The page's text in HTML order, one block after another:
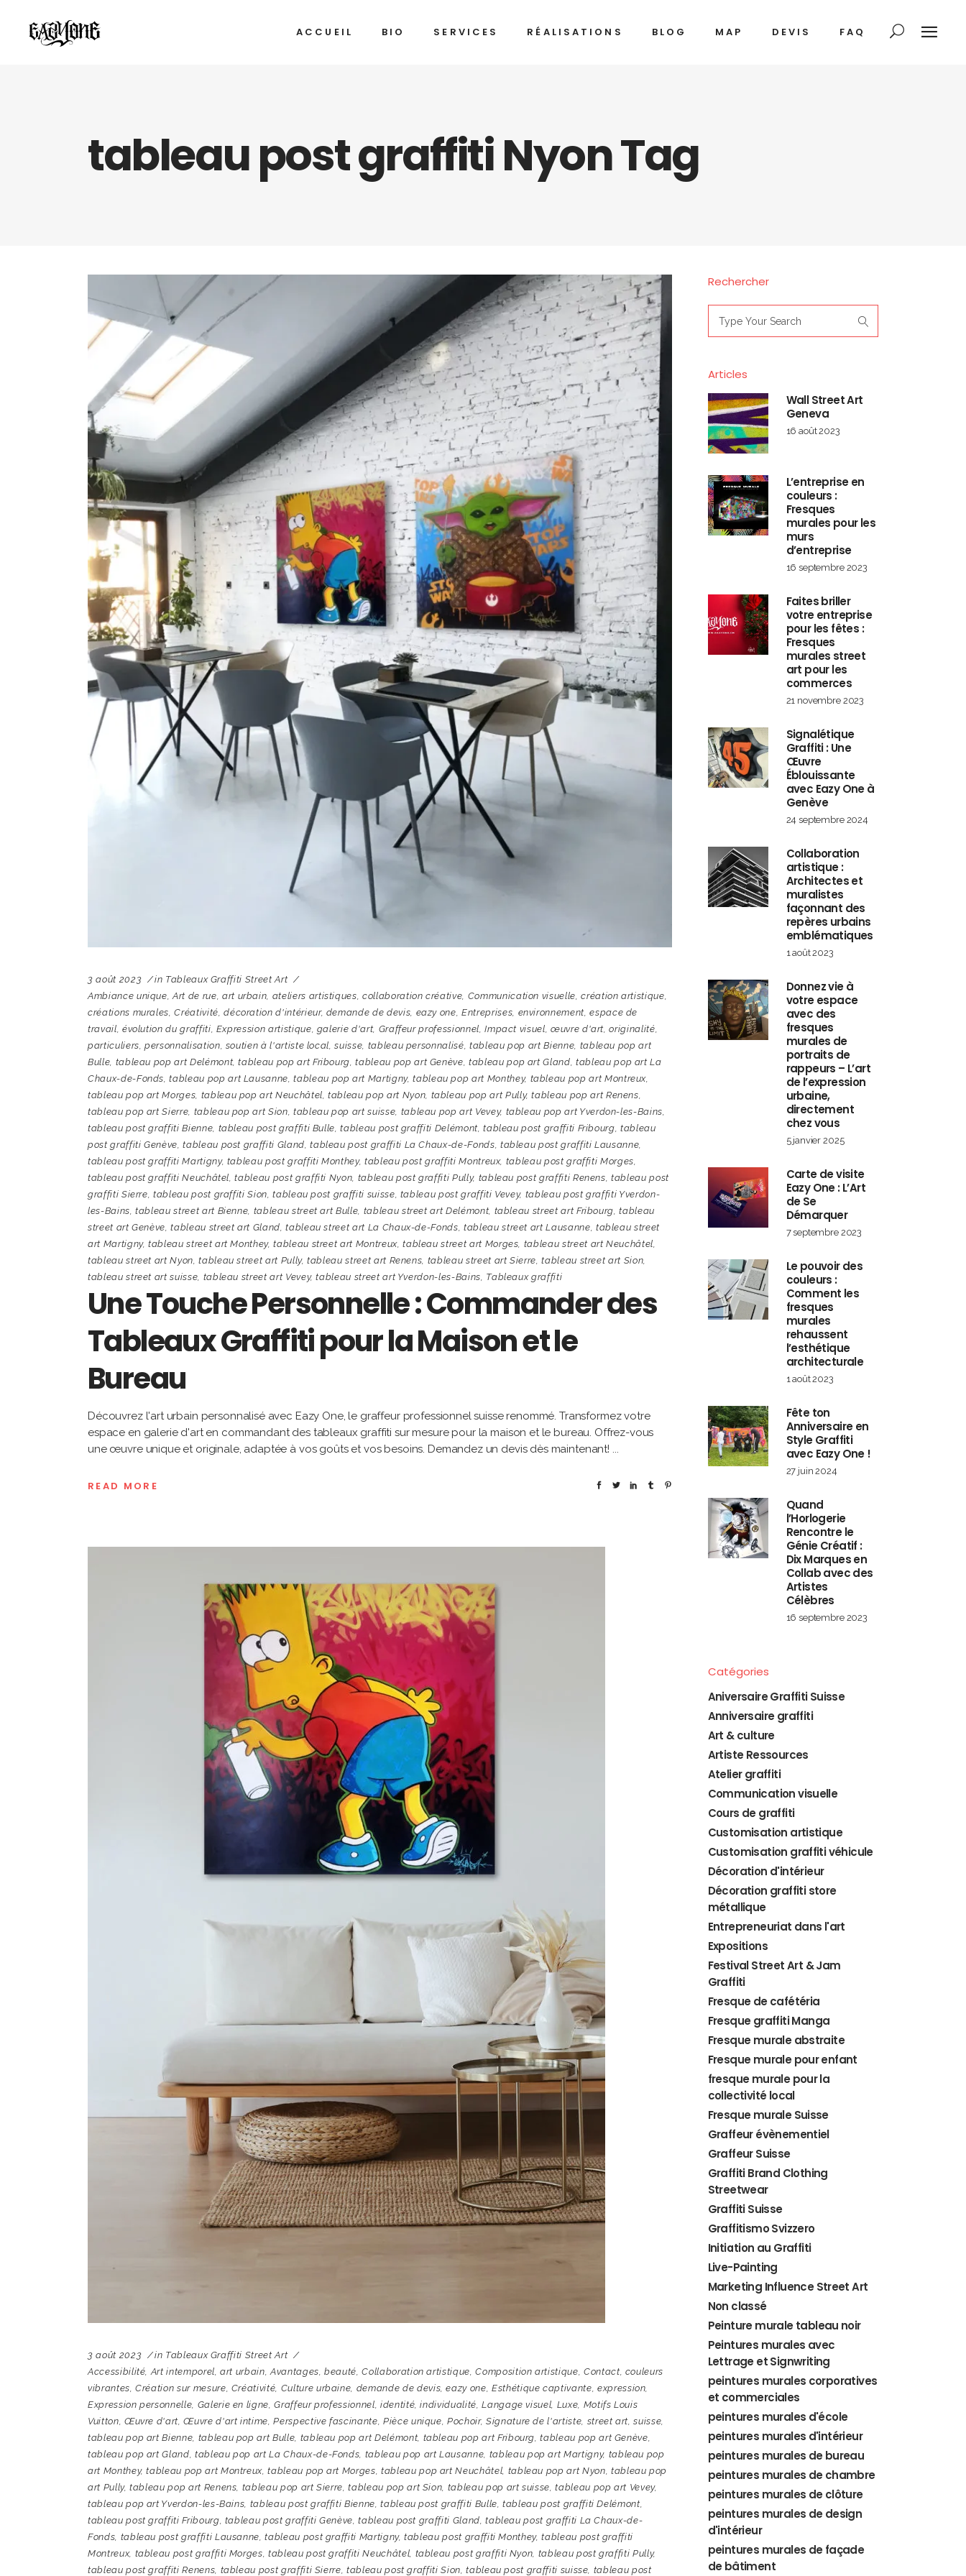
ACCUEIL BIO SERVICES RÉALISATIONS BLOG MAP DEVIS FAQ
tableau post graffiti Nyon Tag
3 août 2023 in Tableaux Graffiti Street Art
Ambiance unique ,Art de rue art urbain ateliers artistiques ,collaboration créative Communication visuelle ,création artistique
créations murales ,Créativité ,décoration d'intérieur, demande de devis eazy one ,Entreprises environnement ,espace de
travail évolution du graffiti Expression artistique galerie d'art Graffeur professionnel ,Impact visuel œuvre d'art ,originalité
particuliers ,personnalisation soutien à l'artiste local ,suisse tableau personnalisé tableau pop art Bienne tableau pop art
Bulle tableau pop art Delémont ,tableau pop art Fribourg ,tableau pop art Genève ,tableau pop art Gland tableau pop art La
Chaux-de-Fonds ,tableau pop art Lausanne ,tableau pop art Martigny,tableau pop art Monthey, tableau pop art Montreux
tableau pop art Morges tableau pop art Neuchâtel ,tableau pop art Nyon tableau pop art Pully,tableau pop art Renens
tableau pop art Sierre tableau pop art Sion tableau pop art suisse tableau pop art Vevey, tableau pop art Yverdon-les-Bains
tableau post graffiti Bienne tableau post graffiti Bulle ,tableau post graffiti Delémont ,tableau post graffiti Fribourg ,tableau
post graffiti Genève ,tableau post graffiti Gland ,tableau post graffiti La Chaux-de-Fonds tableau post graffiti Lausanne
tableau post graffiti Martigny, tableau post graffiti Monthey, tableau post graffiti Montreux, tableau post graffiti Morges
tableau post graffiti Neuchâtel ,tableau post graffiti Nyon tableau post graffiti Pully, tableau post graffiti Renens ,tableau post
graffiti Sierre ,tableau post graffiti Sion ,tableau post graffiti suisse tableau post graffiti Vevey, tableau post graffiti Yverdon-
les-Bains ,tableau street art Bienne tableau street art Bulle tableau street art Delémont tableau street art Fribourg ,tableau
street art Genève ,tableau street art Gland ,tableau street art La Chaux-de-Fonds ,tableau street art Lausanne tableau street
art Martigny,tableau street art Monthey,tableau street art Montreux,tableau street art Morges tableau street art Neuchâtel
tableau street art Nyon ,tableau street art Pully,tableau street art Renens tableau street art Sierre ,tableau street art Sion
tableau street art suisse tableau street art Vevey,tableau street art Yverdon-les-Bains Tableaux graffiti
Une Touche Personnelle : Commander des
Tableaux Graffiti pour la Maison et le
Bureau
Découvrez l'art urbain personnalisé avec Eazy One, le graffeur professionnel suisse renommé. Transformez votre
espace en galerie d'art en commandant des tableaux graffiti sur mesure pour la maison et le bureau. Offrez-vous
une œuvre unique et originale, adaptée à vos goûts et vos besoins. Demandez un devis dès maintenant!
READ MORE
3 août 2023 in Tableaux Graffiti Street Art
Accessibilité Art intemporel ,art urbain Avantages ,beauté ,Collaboration artistique ,Composition artistique Contact couleurs
vibrantes ,Création sur mesure Créativité Culture urbaine demande de devis ,eazy one Esthétique captivante expression
Expression personnelle Galerie en ligne ,Graffeur professionnel identité ,individualité ,Langage visuel Luxe Motifs Louis
Vuitton Œuvre d'art ,Œuvre d'art intime ,Perspective fascinante Pièce unique ,Pochoir, Signature de l'artiste street art ,suisse
tableau pop art Bienne tableau pop art Bulle tableau pop art Delémont tableau pop art Fribourg ,tableau pop art Genève
tableau pop art Gland tableau pop art La Chaux-de-Fonds tableau pop art Lausanne tableau pop art Martigny, tableau pop
art Monthey,tableau pop art Montreux ,tableau pop art Morges ,tableau pop art Neuchâtel tableau pop art Nyon tableau pop
art Pully,tableau pop art Renens tableau pop art Sierre ,tableau pop art Sion tableau pop art suisse ,tableau pop art Vevey,
tableau pop art Yverdon-les-Bains tableau post graffiti Bienne ,tableau post graffiti Bulle ,tableau post graffiti Delémont
tableau post graffiti Fribourg tableau post graffiti Genève ,tableau post graffiti Gland ,tableau post graffiti La Chaux-de-
Fonds tableau post graffiti Lausanne ,tableau post graffiti Martigny,tableau post graffiti Monthey,tableau post graffiti
Montreux, tableau post graffiti Morges ,tableau post graffiti Neuchâtel tableau post graffiti Nyon tableau post graffiti Pully,
tableau post graffiti Renens tableau post graffiti Sierre ,tableau post graffiti Sion ,tableau post graffiti suisse tableau post
Rechercher
for:
Articles
Wall Street Art
Geneva
16 août 2023
L’entreprise en
couleurs :
Fresques
murales pour les
murs
d’entreprise
16 septembre 2023
Faites briller
votre entreprise
pour les fêtes :
Fresques
murales street
art pour les
commerces
21 novembre 2023
Signalétique
Graffiti : Une
Œuvre
Éblouissante
avec Eazy One à
Genève
24 septembre 2024
Collaboration
artistique :
Architectes et
muralistes
façonnant des
repères urbains
emblématiques
1 août 2023
Donnez vie à
votre espace
avec des
fresques
murales de
portraits de
rappeurs – L’art
de l’expression
urbaine,
directement
chez vous
5 janvier 2025
Carte de visite
Eazy One : L’Art
de Se
Démarquer
7 septembre 2023
Le pouvoir des
couleurs :
Comment les
fresques
murales
rehaussent
l’esthétique
architecturale
1 août 2023
Fête ton
Anniversaire en
Style Graffiti
avec Eazy One !
27 juin 2024
Quand
l’Horlogerie
Rencontre le
Génie Créatif :
Dix Marques en
Collab avec des
Artistes
Célèbres
16 septembre 2023
Catégories
Aniversaire Graffiti Suisse
Anniversaire graffiti
Art & culture
Artiste Ressources
Atelier graffiti
Communication visuelle
Cours de graffiti
Customisation artistique
Customisation graffiti véhicule
Décoration d'intérieur
Décoration graffiti store
métallique
Entrepreneuriat dans l'art
Expositions
Festival Street Art & Jam
Graffiti
Fresque de cafétéria
Fresque graffiti Manga
Fresque murale abstraite
Fresque murale pour enfant
fresque murale pour la
collectivité local
Fresque murale Suisse
Graffeur évènementiel
Graffeur Suisse
Graffiti Brand Clothing
Streetwear
Graffiti Suisse
Graffitismo Svizzero
Initiation au Graffiti
Live-Painting
Marketing Influence Street Art
Non classé
Peinture murale tableau noir
Peintures murales avec
Lettrage et Signwriting
peintures murales corporatives
et commerciales
peintures murales d'école
peintures murales d'intérieur
peintures murales de bureau
peintures murales de chambre
peintures murales de clôture
peintures murales de design
d'intérieur
peintures murales de façade
de bâtiment